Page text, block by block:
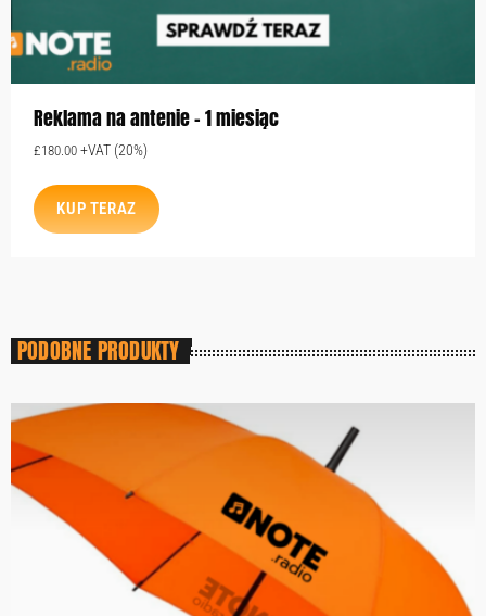
Reklama na antenie – 1 miesiąc
£180.00 +VAT (20%)
KUP TERAZ
PODOBNE PRODUKTY